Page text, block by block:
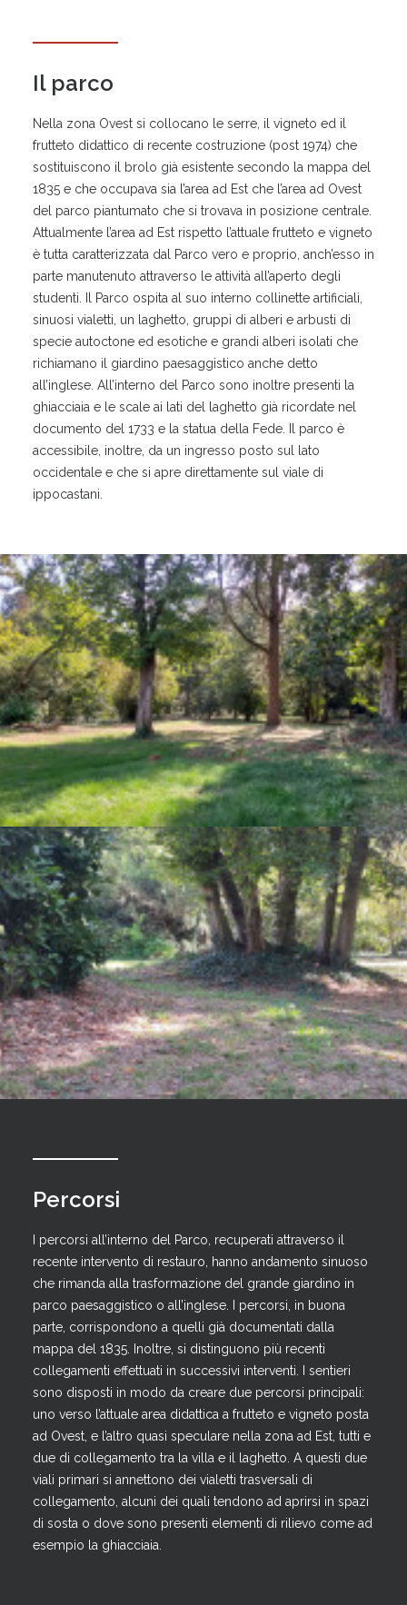
Il parco
Nella zona Ovest si collocano le serre, il vigneto ed il
frutteto didattico di recente costruzione (post 1974) che
sostituiscono il brolo già esistente secondo la mappa del
1835 e che occupava sia l’area ad Est che l’area ad Ovest
del parco piantumato che si trovava in posizione centrale.
Attualmente l’area ad Est rispetto l’attuale frutteto e vigneto
è tutta caratterizzata dal Parco vero e proprio, anch’esso in
parte manutenuto attraverso le attività all’aperto degli
studenti. Il Parco ospita al suo interno collinette artificiali,
sinuosi vialetti, un laghetto, gruppi di alberi e arbusti di
specie autoctone ed esotiche e grandi alberi isolati che
richiamano il giardino paesaggistico anche detto
all’inglese. All’interno del Parco sono inoltre presenti la
ghiacciaia e le scale ai lati del laghetto già ricordate nel
documento del 1733 e la statua della Fede. Il parco è
accessibile, inoltre, da un ingresso posto sul lato
occidentale e che si apre direttamente sul viale di
ippocastani.
Percorsi
I percorsi all’interno del Parco, recuperati attraverso il
recente intervento di restauro, hanno andamento sinuoso
che rimanda alla trasformazione del grande giardino in
parco paesaggistico o all’inglese. I percorsi, in buona
parte, corrispondono a quelli già documentati dalla
mappa del 1835. Inoltre, si distinguono più recenti
collegamenti effettuati in successivi interventi. I sentieri
sono disposti in modo da creare due percorsi principali:
uno verso l’attuale area didattica a frutteto e vigneto posta
ad Ovest, e l’altro quasi speculare nella zona ad Est, tutti e
due di collegamento tra la villa e il laghetto. A questi due
viali primari si annettono dei vialetti trasversali di
collegamento, alcuni dei quali tendono ad aprirsi in spazi
di sosta o dove sono presenti elementi di rilievo come ad
esempio la ghiacciaia.